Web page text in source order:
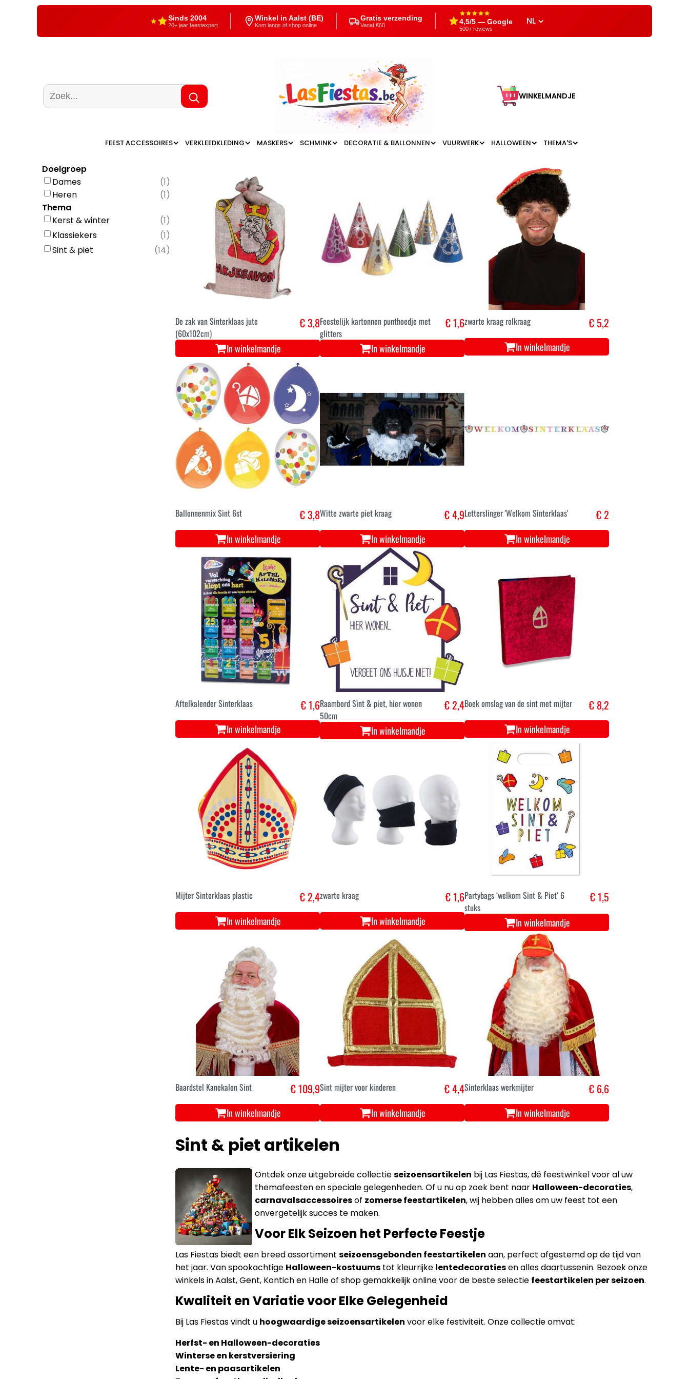
Sinds 2004
20+ jaar feestexpert
Winkel in Aalst (BE)
Kom langs of shop online
Gratis verzending
Vanaf €60 4,5/5 — Google
500+ reviews
NL
WINKELMANDJE
FEEST ACCESSOIRES VERKLEEDKLEDING MASKERS SCHMINK DECORATIE & BALLONNEN VUURWERK HALLOWEEN THEMA'S
Doelgroep
Dames
(1)
Heren
(1)
Thema
Kerst & winter
(1)
Klassiekers
(1)
Sint & piet
(14)
De zak van Sinterklaas jute
(60x102cm)
€ 3,8
In winkelmandje
Feestelijk kartonnen punthoedje met
glitters
€ 1,6
In winkelmandje
zwarte kraag rolkraag € 5,2
In winkelmandje
Ballonnenmix Sint 6st € 3,8
In winkelmandje
Witte zwarte piet kraag € 4,9
In winkelmandje
Letterslinger 'Welkom Sinterklaas' € 2
In winkelmandje
Aftelkalender Sinterklaas € 1,6
In winkelmandje
Raambord Sint & piet, hier wonen
50cm
€ 2,4
In winkelmandje
Boek omslag van de sint met mijter € 8,2
In winkelmandje
Mijter Sinterklaas plastic € 2,4
In winkelmandje
zwarte kraag € 1,6
In winkelmandje
Partybags ‘welkom Sint & Piet‘ 6
stuks
€ 1,5
In winkelmandje
Baardstel Kanekalon Sint € 109,9
In winkelmandje
Sint mijter voor kinderen € 4,4
In winkelmandje
Sinterklaas werkmijter € 6,6
In winkelmandje
Sint & piet artikelen
Ontdek onze uitgebreide collectieseizoensartikelen bij Las Fiestas, dé feestwinkel voor al uw
themafeesten en speciale gelegenheden. Of u nu op zoek bent naar Halloween-decoraties,
carnavalsaccessoiresof zomerse feestartikelen, wij hebben alles om uw feest tot een
onvergetelijk succes te maken.
Voor Elk Seizoen het Perfecte Feestje
Las Fiestas biedt een breed assortiment seizoensgebonden feestartikelen aan, perfect afgestemd op de tijd van
het jaar. Van spookachtige Halloween-kostuums tot kleurrijke lentedecoratiesen alles daartussenin. Bezoek onze
winkels in Aalst, Gent, Kontich en Halle of shop gemakkelijk online voor de beste selectie feestartikelen per seizoen.
Kwaliteit en Variatie voor Elke Gelegenheid
Bij Las Fiestas vindt u hoogwaardige seizoensartikelen voor elke festiviteit. Onze collectie omvat:
Herfst- en Halloween-decoraties
Winterse en kerstversiering
Lente- en paasartikelen